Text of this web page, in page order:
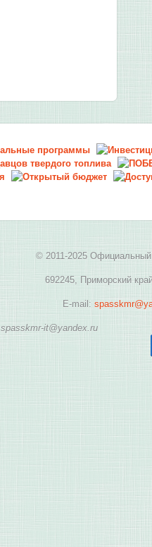
© 2011-2025 Официальный
692245, Приморский
E-mail:
spasskmr-it@yandex.ru